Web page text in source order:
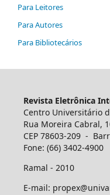
Para Leitores
Para Autores
Para Bibliotecários
Revista Eletrônica
Centro Universitário
Rua Moreira Cabral,
CEP 78603-209 -
Fone: (66) 3402-4900
Ramal - 2010
E-mail: